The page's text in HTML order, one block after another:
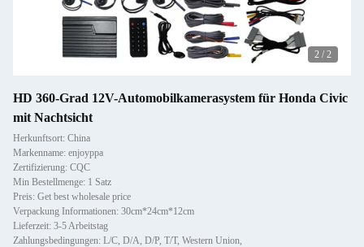
2 / 2
HD 360-Grad 12V-Automobilkamerasystem für Honda Civic
mit Nachtsicht
Herkunftsort: China
Markenname: enjoyppa
Zertifizierung: CQC
Min Bestellmenge: 1 Satz
Preis: Get best wholesale price
Verpackung Informationen: 30cm*24cm*12cm
Lieferzeit: 3-5 Arbeitstag
Zahlungsbedingungen: L/C, D/A, D/P, T/T, Western Union,